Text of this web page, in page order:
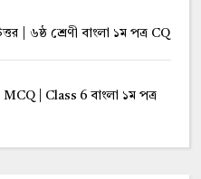
| ৬ষ্ঠ শ্রেণী বাংলা ১ম পত্র CQ
MCQ | Class 6 বাংলা ১ম পত্র